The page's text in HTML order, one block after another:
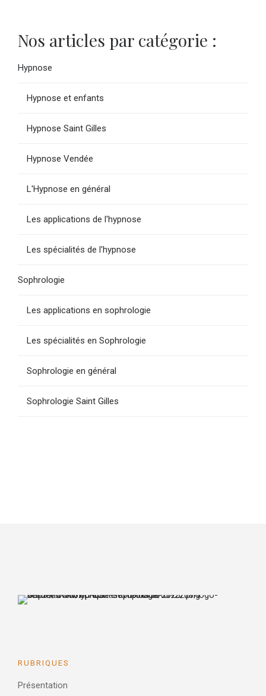
Nos articles par catégorie :
Hypnose
Hypnose et enfants
Hypnose Saint Gilles
Hypnose Vendée
L'Hypnose en général
Les applications de l'hypnose
Les spécialités de l'hypnose
Sophrologie
Les applications en sophrologie
Les spécialités en Sophrologie
Sophrologie en général
Sophrologie Saint Gilles
RUBRIQUES
Présentation